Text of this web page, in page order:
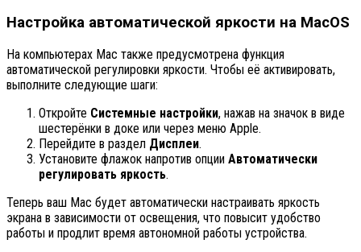
Настройка автоматической яркости на MacOS
На компьютерах Mac также предусмотрена функция
автоматической регулировки яркости. Чтобы её активировать,
выполните следующие шаги:
Откройте Системные настройки, нажав на значок в виде
шестерёнки в доке или через меню Apple.
Перейдите в раздел Дисплеи.
Установите флажок напротив опции Автоматически
регулировать яркость.
Теперь ваш Mac будет автоматически настраивать яркость
экрана в зависимости от освещения, что повысит удобство
работы и продлит время автономной работы устройства.